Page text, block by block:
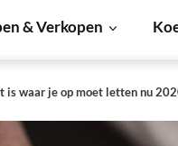
& Verkopen
is waar je op moet letten nu